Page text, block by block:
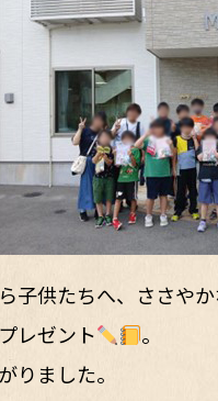
子供たちへ、ささやか
レゼント
。
りました。